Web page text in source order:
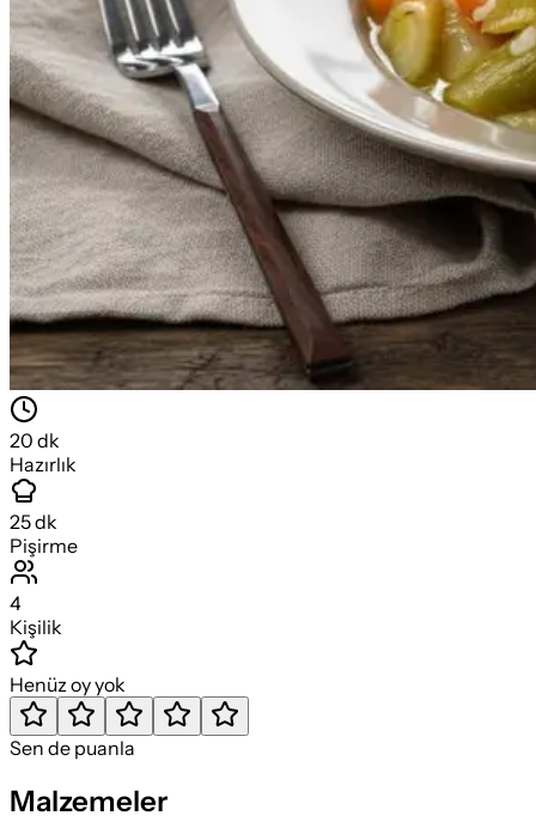
20 dk
Hazırlık
25dk
Pişirme
4
Kişilik
Henüz oy yok
Sen de puanla
Malzemeler